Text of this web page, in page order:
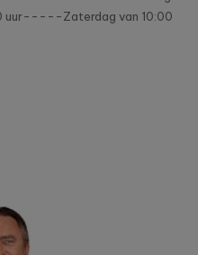
uur-----Zaterdag van 10:00